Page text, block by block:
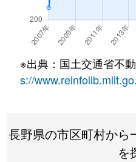
※出典：国土交通省不
s://
長野県の市区町村から
を